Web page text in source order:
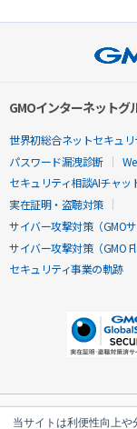
当サイトは利便性向上
GMOインターネットグ
世界初総合ネットセキュリ
パスワード漏洩診断
セキュリティ相談AIチャッ
実在証明・盗聴対策
サイバー攻撃対策（GMO
サイバー攻撃対策（GMO
セキュリティ事業の軌跡